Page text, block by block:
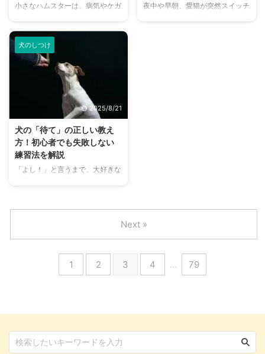
際の注意点までを詳しくご紹介し
ッターは、猫が住み慣れた家でス
トレス ...
トイ・プードルのシャンプーは、
小さなハムスターは、病気やケガ
いことが多く、いざ動物病院に連
れて行くと高額な診療費に驚くこ
とも少なくありません。 しか
し、犬や猫と比べてハムスターの
ペット保険は種類が少なく、「本
当に必要なの？」「どれを選べば
良いの？」と悩む方も多いのでは
ないでしょうか。 この記事で
は、ハムスターを飼う上で知って
おきたい平均的な治療費や、ペッ
ト保険の必要性、そしてあなたの
大切な家族を守るためのおすすめ
のペット保険を徹底的に比較・解
夜中や早朝、愛猫が突然スイッチ
犬のしつけ
2025/8/21
犬の「待て」の正しい教え
方！初心者でも失敗しない
練習法を解説
「よし！」と言うまで、大好きな
に重要なコマンドです。しかし、
犬の性格や状況によっては、なか
なかスムーズにいかないこともあ
ります。 この記事では、犬のし
衝動をコントロールする練習 し
1 2 3 4 … 79
Next »